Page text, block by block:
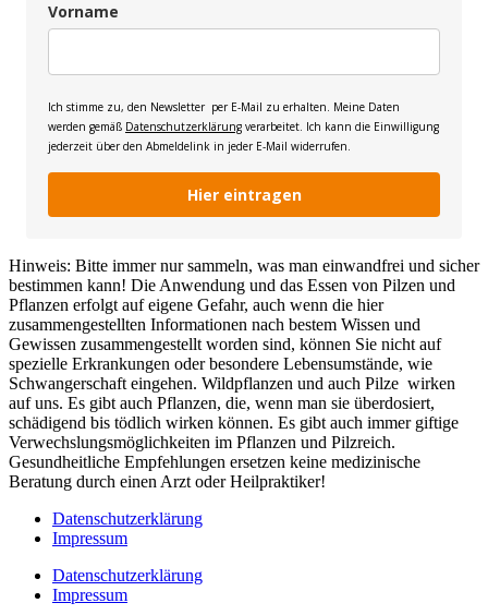
Vorname
Ich stimme zu, den Newsletter per E-Mail zu erhalten. Meine Daten
werden gemäß Datenschutzerklärung verarbeitet. Ich kann die Einwilligung
jederzeit über den Abmeldelink in jeder E-Mail widerrufen.
Hier eintragen
Hinweis: Bitte immer nur sammeln, was man einwandfrei und sicher
bestimmen kann! Die Anwendung und das Essen von Pilzen und
Pflanzen erfolgt auf eigene Gefahr, auch wenn die hier
zusammengestellten Informationen nach bestem Wissen und
Gewissen zusammengestellt worden sind, können Sie nicht auf
spezielle Erkrankungen oder besondere Lebensumstände, wie
Schwangerschaft eingehen. Wildpflanzen und auch Pilze wirken
auf uns. Es gibt auch Pflanzen, die, wenn man sie überdosiert,
schädigend bis tödlich wirken können. Es gibt auch immer giftige
Verwechslungsmöglichkeiten im Pflanzen und Pilzreich.
Gesundheitliche Empfehlungen ersetzen keine medizinische
Beratung durch einen Arzt oder Heilpraktiker!
Datenschutzerklärung
Impressum
Datenschutzerklärung
Impressum